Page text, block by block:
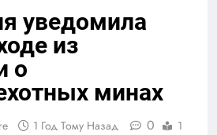
уведомила
из
о
минах
1 Год Тому Назад 0
1